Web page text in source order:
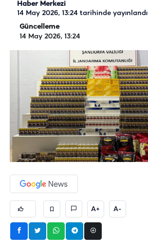
Haber Merkezi
14 May 2026, 13:24 tarihinde yayınlandı
Güncelleme
14 May 2026, 13:24
A+ A-